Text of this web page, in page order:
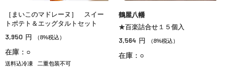
［まいこのマドレーヌ］ スイー
トポテト＆エッグタルトセット
3,950 円 （8%税込）
在庫：○
送料込冷凍 二重包装不可
鶴屋八幡
★百楽詰合せ１５個入
3,564 円 （8%税込）
在庫：○